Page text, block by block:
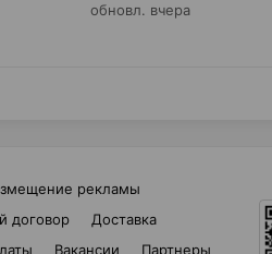
обновл. вчера
рекламы
договор
Доставка
Вакансии Партнеры